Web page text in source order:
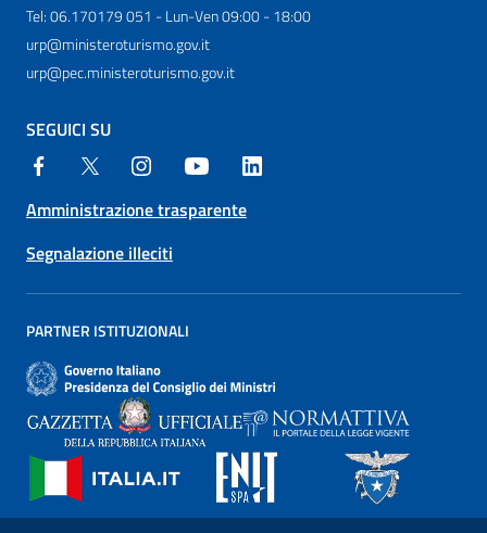
Tel: 06.170179 051 - Lun-Ven 09:00 - 18:00
urp@ministeroturismo.gov.it
urp@pec.ministeroturismo.gov.it
SEGUICI SU
Amministrazione trasparente
Segnalazione illeciti
PARTNER ISTITUZIONALI